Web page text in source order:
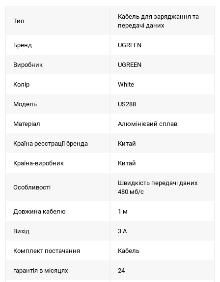
Тип
Кабель для заряджання та
передачі даних
Бренд UGREEN
Виробник UGREEN
Колір White
Модель US288
Матеріал Алюмінієвий сплав
Країна реєстрації бренда Китай
Країна-виробник Китай
Особливості
Швидкість передачі даних
480 мб/с
Довжина кабелю 1 м
Вихід 3 A
Комплект постачання Кабель
гарантія в місяцях 24